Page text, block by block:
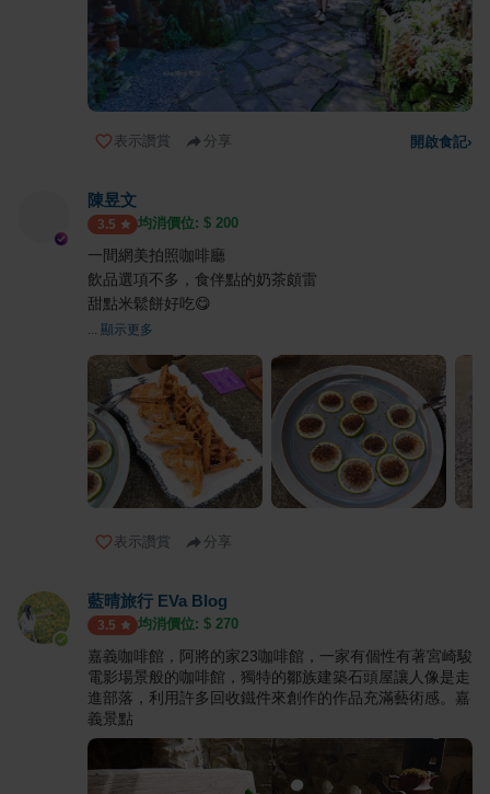
表示讚賞 分享 開啟食記›
陳昱文
3.5 均消價位: $ 200
一間網美拍照咖啡廳
飲品選項不多，食伴點的奶茶頗雷
甜點米鬆餅好吃😋
... 顯示更多
表示讚賞 分享
藍晴旅行 EVa Blog
3.5 均消價位: $ 270
嘉義咖啡館，阿將的家23咖啡館，一家有個性有著宮崎駿
電影場景般的咖啡館，獨特的鄒族建築石頭屋讓人像是走
進部落，利用許多回收鐵件來創作的作品充滿藝術感。嘉
義景點